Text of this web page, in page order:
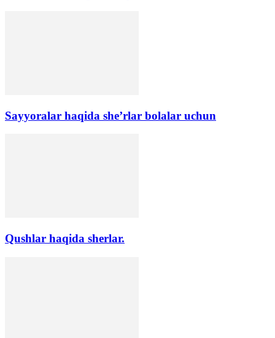
Sayyoralar haqida she’rlar bolalar uchun
Qushlar haqida sherlar.